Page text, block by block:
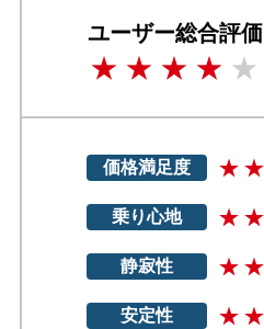
ユーザー総合評価
価格満足度
乗り心地
静寂性
安定性